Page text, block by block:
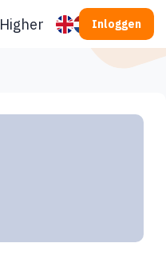
Higherlevel Inloggen